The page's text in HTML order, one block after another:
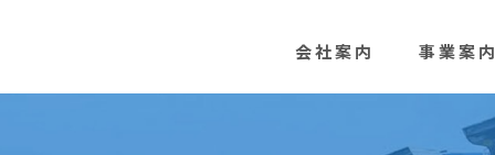
会社案内 事業案内